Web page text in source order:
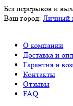
Без перерывов и
Ваш город: Личный
О компании
Доставка и
Гарантия и
Контакты
Отзывы
FAQ